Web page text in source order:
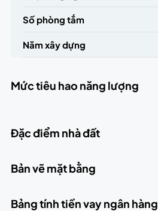
Số phòng tắm
Năm xây dựng
Mức tiêu hao năng lượng
Đặc điểm nhà đất
Bản vẽ mặt bằng
Bảng tính tiền vay ngân hàng